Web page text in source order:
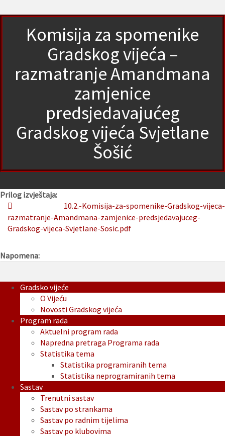
Komisija za spomenike
Gradskog vijeća –
razmatranje Amandmana
zamjenice
predsjedavajućeg
Gradskog vijeća Svjetlane
Šošić
Prilog izvještaja:
10.2.-Komisija-za-spomenike-Gradskog-vijeca-
razmatranje-Amandmana-zamjenice-predsjedavajuceg-
Gradskog-vijeca-Svjetlane-Sosic.pdf
Napomena:
Gradsko vijeće
O Vijeću
Novosti Gradskog vijeća
Program rada
Aktuelni program rada
Napredna pretraga Programa rada
Statistika tema
Statistika programiranih tema
Statistika neprogramiranih tema
Sastav
Trenutni sastav
Sastav po strankama
Sastav po radnim tijelima
Sastav po klubovima